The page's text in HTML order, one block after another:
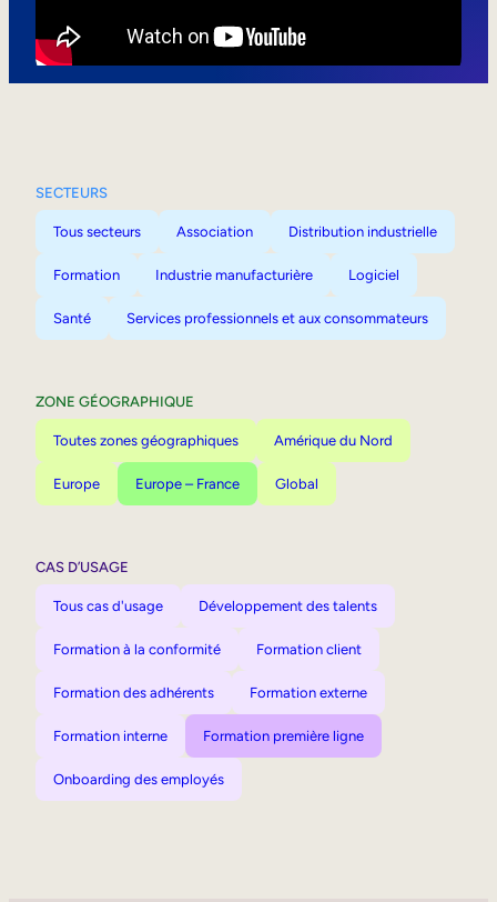
SECTEURS
Tous secteurs Association Distribution industrielle
Formation Industrie manufacturière Logiciel
Santé Services professionnels et aux consommateurs
ZONE GÉOGRAPHIQUE
Toutes zones géographiques Amérique du Nord
Europe Europe – France Global
CAS D’USAGE
Tous cas d'usage Développement des talents
Formation à la conformité Formation client
Formation des adhérents Formation externe
Formation interne Formation première ligne
Onboarding des employés